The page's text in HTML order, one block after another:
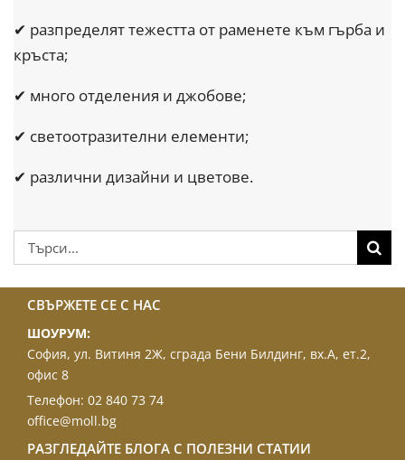
✔ разпределят тежестта от раменете към гърба и
кръста;
✔ много отделения и джобове;
✔ светоотразителни елементи;
✔ различни дизайни и цветове.
Търсене
...
СВЪРЖЕТЕ СЕ С НАС
ШОУРУМ:
София, ул. Витиня 2Ж, сграда Бени Билдинг, вх.А, ет.2,
офис 8
Телефон: 02 840 73 74
office@moll.bg
РАЗГЛЕДАЙТЕ БЛОГА С ПОЛЕЗНИ СТАТИИ